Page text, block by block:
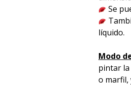
Se
líquido.
Modo
pintar la
o marfil,